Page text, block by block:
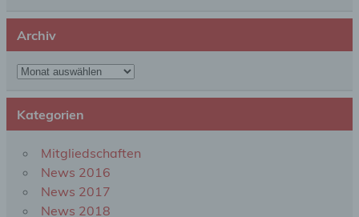
Archiv
Archiv
Kategorien
Mitgliedschaften
News 2016
News 2017
News 2018
d) Einschränkung der Verarbeitung
Einschränkung der Verarbeitung ist die Markierung
gespeicherter personenbezogener Daten mit dem
Verarbeitung personenbezogener Daten, die darin
besteht, dass diese personenbezogenen Daten